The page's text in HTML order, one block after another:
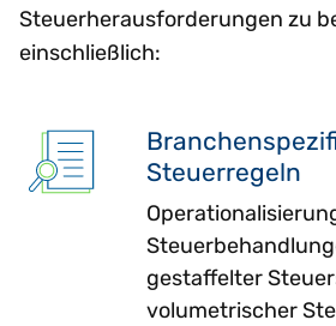
Steuerherausforderungen zu
einschließlich:
Steuerregeln
gestaffelter
volumetrischer